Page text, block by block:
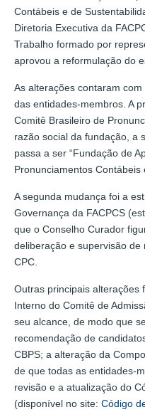
Contábeis e de
Diretoria Executiva da
Trabalho formado por
aprovou a reformulação do
As alterações contaram
das entidades-membros. A
Comitê Brasileiro de
razão social da fundação, a
passa a ser “Fundação de
Pronunciamentos Contábeis
A segunda mudança foi a
Governança da FACPCS
que o Conselho Curador
deliberação e supervisão
CPC.
Outras principais alterações
Interno do Comitê de
seu alcance, de modo que
recomendação de
CBPS; a alteração da
de que todas as entidades-
revisão e a atualização do
(disponível no site: Código